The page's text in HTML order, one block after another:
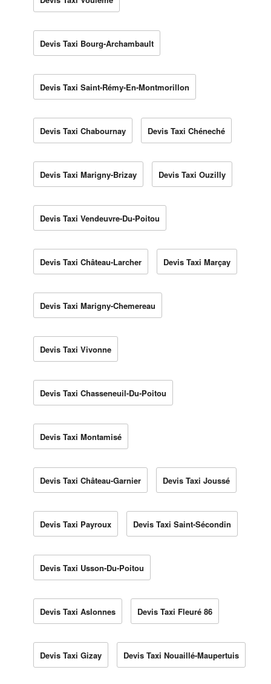
Devis Taxi Bourg-Archambault
Devis Taxi Saint-Rémy-En-Montmorillon
Devis Taxi Chabournay Devis Taxi Chéneché
Devis Taxi Marigny-Brizay Devis Taxi Ouzilly
Devis Taxi Vendeuvre-Du-Poitou
Devis Taxi Château-Larcher Devis Taxi Marçay
Devis Taxi Marigny-Chemereau
Devis Taxi Vivonne
Devis Taxi Chasseneuil-Du-Poitou
Devis Taxi Montamisé
Devis Taxi Château-Garnier Devis Taxi Joussé
Devis Taxi Payroux Devis Taxi Saint-Sécondin
Devis Taxi Usson-Du-Poitou
Devis Taxi Aslonnes Devis Taxi Fleuré 86
Devis Taxi Gizay Devis Taxi Nouaillé-Maupertuis